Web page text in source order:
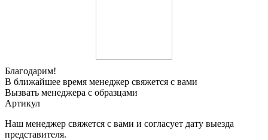
Благодарим!
В ближайшее время менеджер свяжется с вами
Вызвать менеджера с образцами
Артикул
Наш менеджер свяжется с вами и согласует дату выезда
представителя.